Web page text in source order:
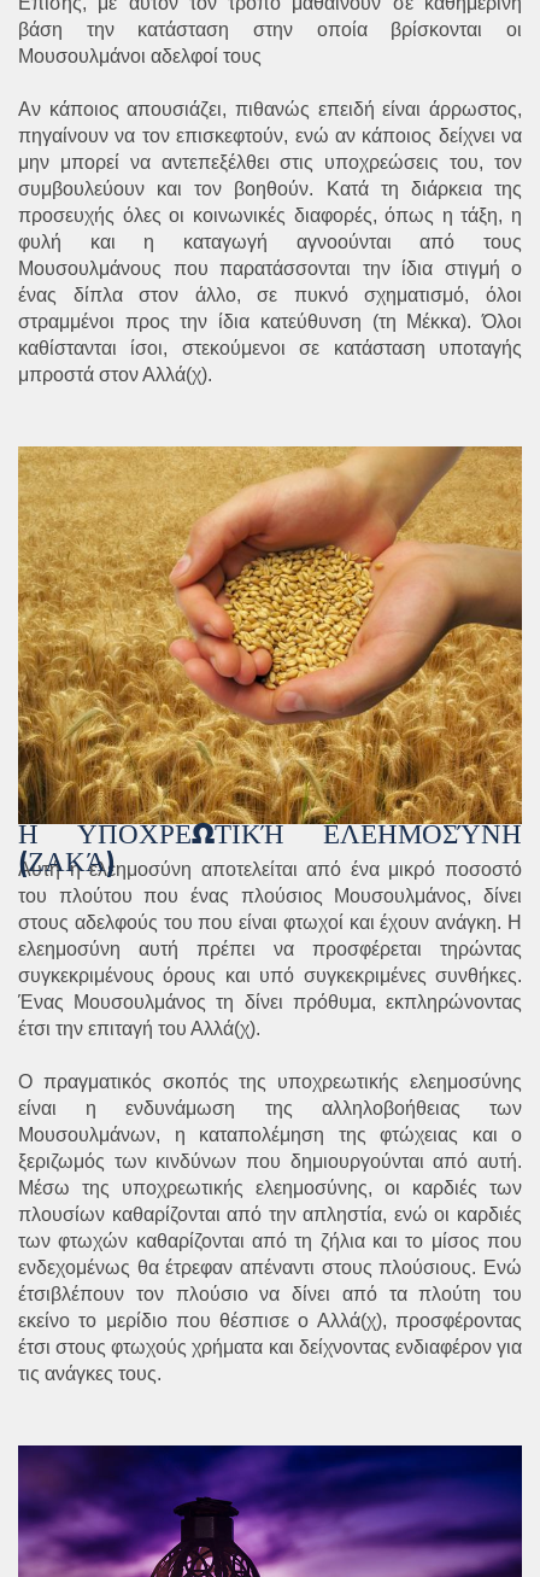
βάση την κατάσταση στην οποία βρίσκονται οι
Μουσουλμάνοι αδελφοί τους
Αν κάποιος απουσιάζει, πιθανώς επειδή είναι άρρωστος,
πηγαίνουν να τον επισκεφτούν, ενώ αν κάποιος δείχνει να
μην μπορεί να αντεπεξέλθει στις υποχρεώσεις του, τον
συμβουλεύουν και τον βοηθούν. Κατά τη διάρκεια της
προσευχής όλες οι κοινωνικές διαφορές, όπως η τάξη, η
φυλή και η καταγωγή αγνοούνται από τους
Μουσουλμάνους που παρατάσσονται την ίδια στιγμή ο
ένας δίπλα στον άλλο, σε πυκνό σχηματισμό, όλοι
στραμμένοι προς την ίδια κατεύθυνση (τη Μέκκα). Όλοι
καθίστανται ίσοι, στεκούμενοι σε κατάσταση υποταγής
μπροστά στον Αλλά(χ).
Η ΥΠΟΧΡΕΩΤΙΚΉ ΕΛΕΗΜΟΣΎΝΗ
(ΖΑΚΆ)
Αυτή η ελεημοσύνη αποτελείται από ένα μικρό ποσοστό
του πλούτου που ένας πλούσιος Μουσουλμάνος, δίνει
στους αδελφούς του που είναι φτωχοί και έχουν ανάγκη. Η
ελεημοσύνη αυτή πρέπει να προσφέρεται τηρώντας
συγκεκριμένους όρους και υπό συγκεκριμένες συνθήκες.
Ένας Μουσουλμάνος τη δίνει πρόθυμα, εκπληρώνοντας
έτσι την επιταγή του Αλλά(χ).
Ο πραγματικός σκοπός της υποχρεωτικής ελεημοσύνης
είναι η ενδυνάμωση της αλληλοβοήθειας των
Μουσουλμάνων, η καταπολέμηση της φτώχειας και ο
ξεριζωμός των κινδύνων που δημιουργούνται από αυτή.
Μέσω της υποχρεωτικής ελεημοσύνης, οι καρδιές των
πλουσίων καθαρίζονται από την απληστία, ενώ οι καρδιές
των φτωχών καθαρίζονται από τη ζήλια και το μίσος που
ενδεχομένως θα έτρεφαν απέναντι στους πλούσιους. Ενώ
έτσιβλέπουν τον πλούσιο να δίνει από τα πλούτη του
εκείνο το μερίδιο που θέσπισε ο Αλλά(χ), προσφέροντας
έτσι στους φτωχούς χρήματα και δείχνοντας ενδιαφέρον για
τις ανάγκες τους.